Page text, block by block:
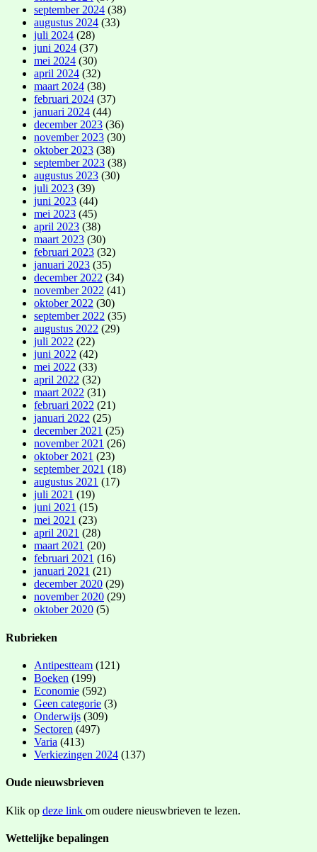
september 2024 (38)
augustus 2024 (33)
juli 2024 (28)
juni 2024 (37)
mei 2024 (30)
april 2024 (32)
maart 2024 (38)
februari 2024 (37)
januari 2024 (44)
december 2023 (36)
november 2023 (30)
oktober 2023 (38)
september 2023 (38)
augustus 2023 (30)
juli 2023 (39)
juni 2023 (44)
mei 2023 (45)
april 2023 (38)
maart 2023 (30)
februari 2023 (32)
januari 2023 (35)
december 2022 (34)
november 2022 (41)
oktober 2022 (30)
september 2022 (35)
augustus 2022 (29)
juli 2022 (22)
juni 2022 (42)
mei 2022 (33)
april 2022 (32)
maart 2022 (31)
februari 2022 (21)
januari 2022 (25)
december 2021 (25)
november 2021 (26)
oktober 2021 (23)
september 2021 (18)
augustus 2021 (17)
juli 2021 (19)
juni 2021 (15)
mei 2021 (23)
april 2021 (28)
maart 2021 (20)
februari 2021 (16)
januari 2021 (21)
december 2020 (29)
november 2020 (29)
oktober 2020 (5)
Rubrieken
Antipestteam (121)
Boeken (199)
Economie (592)
Geen categorie (3)
Onderwijs (309)
Sectoren (497)
Varia (413)
Verkiezingen 2024 (137)
Oude nieuwsbrieven
Klik op deze link om oudere nieuswbrieven te lezen.
Wettelijke bepalingen